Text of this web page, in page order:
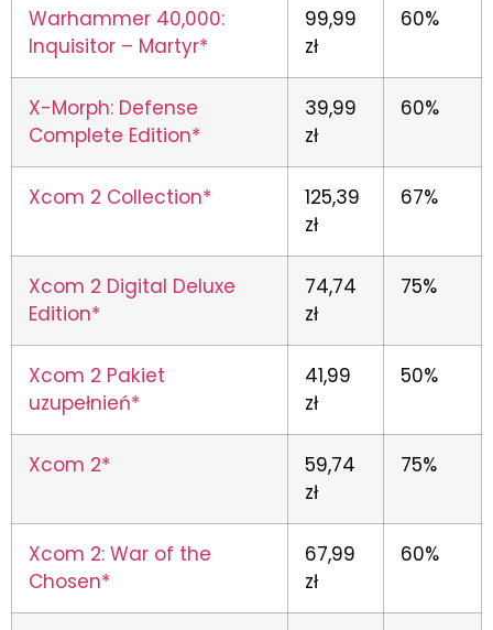
Warhammer 40,000:
Inquisitor – Martyr*
99,99
zł
60%
X-Morph: Defense
Complete Edition*
39,99
zł
60%
Xcom 2 Collection*
125,39
zł
67%
Xcom 2 Digital Deluxe
Edition*
74,74
zł
75%
Xcom 2 Pakiet
uzupełnień*
41,99
zł
50%
Xcom 2*
59,74
zł
75%
Xcom 2: War of the
Chosen*
67,99
zł
60%